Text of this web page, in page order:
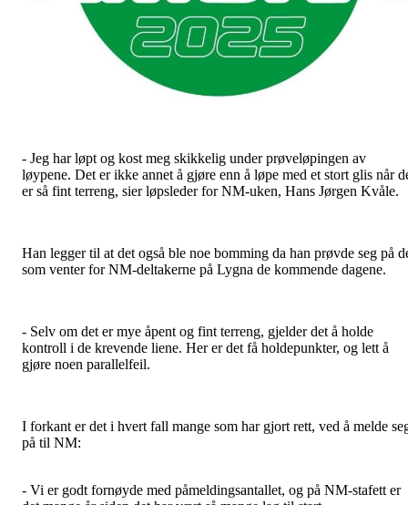
- Jeg har løpt og kost meg skikkelig under prøveløpingen av
løypene. Det er ikke annet å gjøre enn å løpe med et stort glis når
er så fint terreng, sier løpsleder for NM-uken, Hans Jørgen Kvåle.
Han legger til at det også ble noe bomming da han prøvde seg på
som venter for NM-deltakerne på Lygna de kommende dagene.
- Selv om det er mye åpent og fint terreng, gjelder det å holde
kontroll i de krevende liene. Her er det få holdepunkter, og lett å
gjøre noen parallelfeil.
I forkant er det i hvert fall mange som har gjort rett, ved å melde
på til NM:
- Vi er godt fornøyde med påmeldingsantallet, og på NM-stafett er